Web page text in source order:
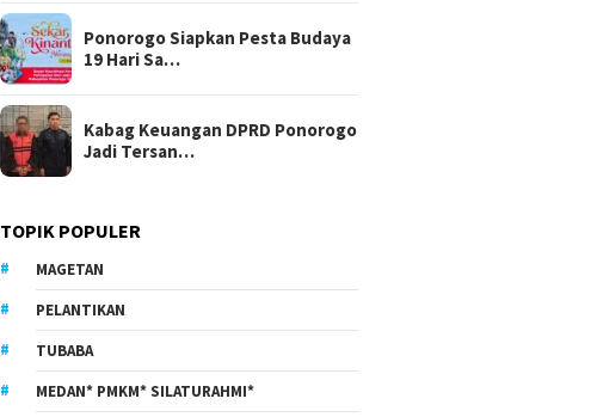
Ponorogo Siapkan Pesta Budaya
19 Hari Sa…
Kabag Keuangan DPRD Ponorogo
Jadi Tersan…
TOPIK POPULER
MAGETAN
PELANTIKAN
TUBABA
MEDAN* PMKM* SILATURAHMI*